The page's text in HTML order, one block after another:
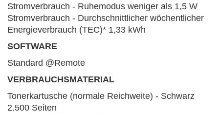
Stromverbrauch - Ruhemodus weniger als 1,5 W
Stromverbrauch - Durchschnittlicher wöchentlicher
Energieverbrauch (TEC)* 1,33 kWh
SOFTWARE
Standard @Remote
VERBRAUCHSMATERIAL
Tonerkartusche (normale Reichweite) - Schwarz
2.500 Seiten